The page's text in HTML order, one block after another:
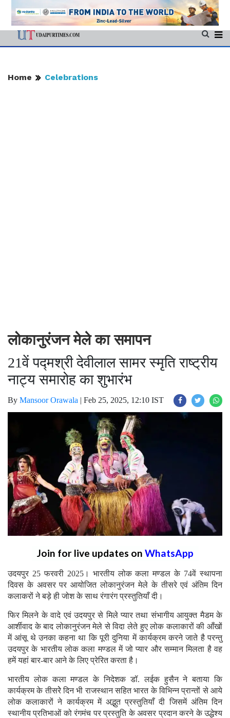
Home Celebrations
लोकानुरंजन मेले का समापन
21वें पद्मश्री देवीलाल सामर स्मृति राष्ट्रीय
नाट्य समारोह का शुभारंभ
By Mansoor Orawala | Feb 25, 2025, 12:10 IST
Join for live updates on WhatsApp
उदयपुर 25 फरवरी 2025। भारतीय लोक कला मण्डल के 74वें स्थापना
दिवस के अवसर पर आयोजित लोकानुरंजन मेले के तीसरे एवं अंतिम दिन
कलाकरों ने बड़े ही जोश के साथ रंगारंग प्रस्तुतियाँ दी।
फिर मिलने के वादे एवं उदयपुर से मिले प्यार तथा संभागीय आयुक्त मैडम के
आर्शीवाद के बाद लोकानुरंजन मेले से विदा लेते हुए लोक कलाकारों की आँखों
में आंसू थे उनका कहना था कि पूरी दुनिया में कार्यक्रम करने जाते है परन्तु
उदयपुर के भारतीय लोक कला मण्डल में जो प्यार और सम्मान मिलता है वह
हमें यहां बार-बार आने के लिए प्रेरित करता है।
भारतीय लोक कला मण्डल के निदेशक डॉ. लईक हुसैन ने बताया कि
कार्यक्रम के तीसरेे दिन भी राजस्थान सहित भारत के विभिन्न प्रान्तों से आये
लोक कलाकारों ने कार्यक्रम में अद्भुत प्रस्तुतियाँ दी जिसमें अंतिम दिन
स्थानीय प्रतिभाओं को रंगमंच पर प्रस्तुति के अवसर प्रदान करने के उद्धेश्य